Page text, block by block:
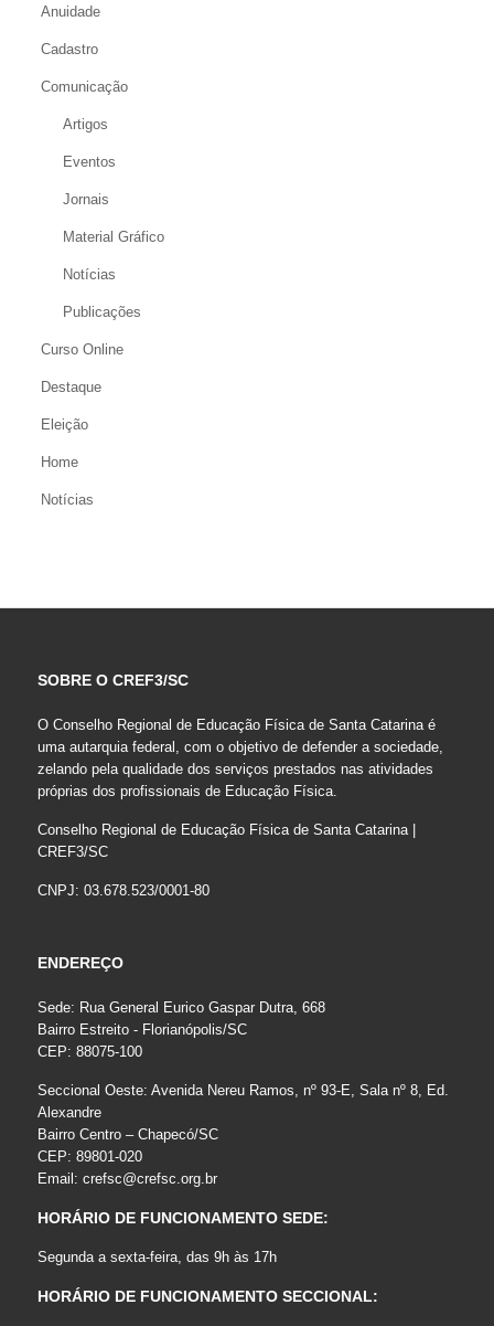
Anuidade
Cadastro
Comunicação
Artigos
Eventos
Jornais
Material Gráfico
Notícias
Publicações
Curso Online
Destaque
Eleição
Home
Notícias
SOBRE O CREF3/SC
O Conselho Regional de Educação Física de Santa Catarina é
uma autarquia federal, com o objetivo de defender a sociedade,
zelando pela qualidade dos serviços prestados nas atividades
próprias dos profissionais de Educação Física.
Conselho Regional de Educação Física de Santa Catarina |
CREF3/SC
CNPJ: 03.678.523/0001-80
ENDEREÇO
Sede: Rua General Eurico Gaspar Dutra, 668
Bairro Estreito - Florianópolis/SC
CEP: 88075-100
Seccional Oeste: Avenida Nereu Ramos, nº 93-E, Sala nº 8, Ed.
Alexandre
Bairro Centro – Chapecó/SC
CEP: 89801-020
Email: crefsc@crefsc.org.br
HORÁRIO DE FUNCIONAMENTO SEDE:
Segunda a sexta-feira, das 9h às 17h
HORÁRIO DE FUNCIONAMENTO SECCIONAL: